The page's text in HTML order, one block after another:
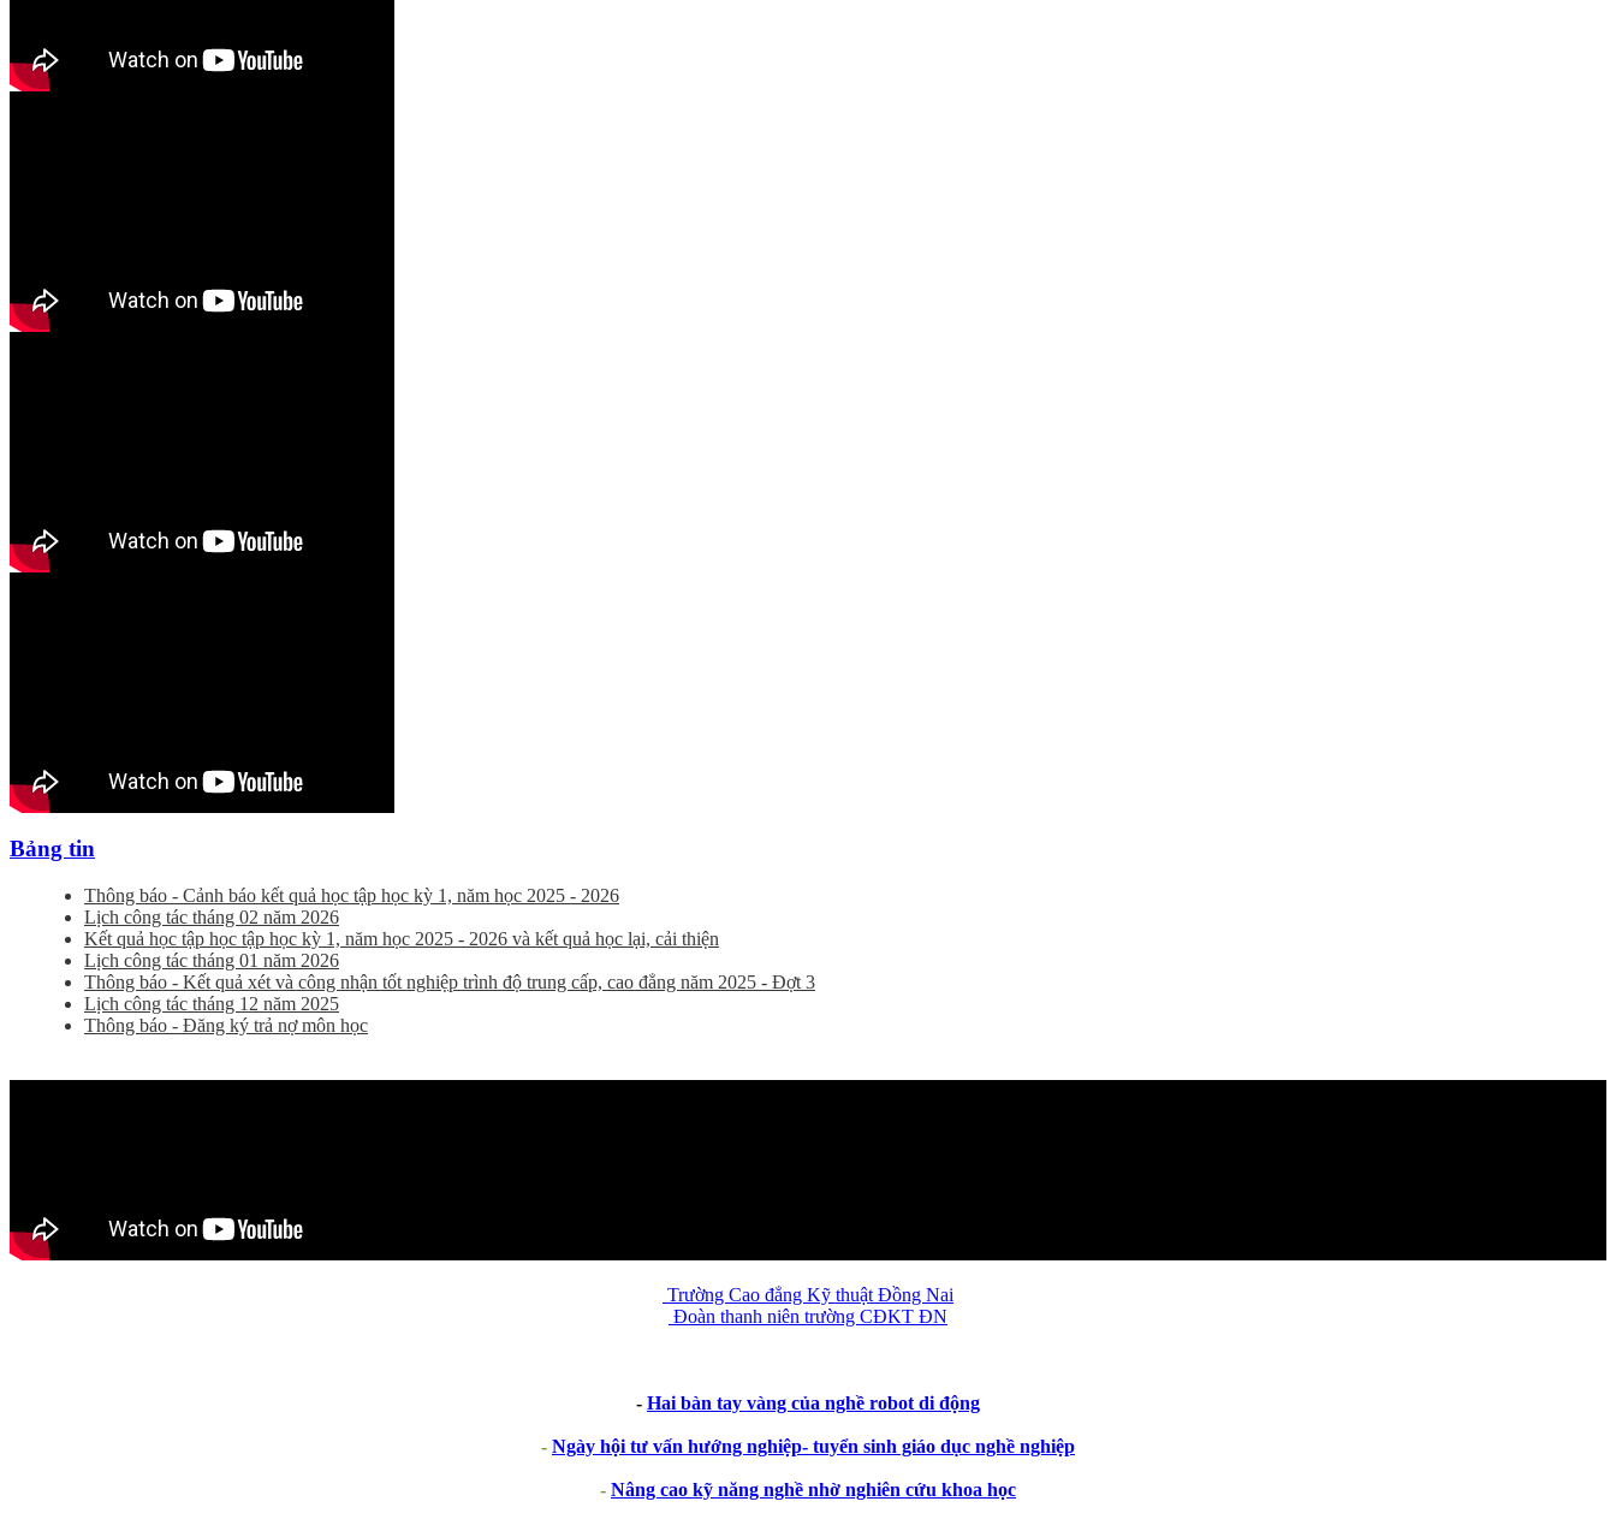
Bảng tin
Thông báo - Cảnh báo kết quả học tập học kỳ 1, năm học 2025 - 2026
Lịch công tác tháng 02 năm 2026
Kết quả học tập học tập học kỳ 1, năm học 2025 - 2026 và kết quả học lại, cải thiện
Lịch công tác tháng 01 năm 2026
Thông báo - Kết quả xét và công nhận tốt nghiệp trình độ trung cấp, cao đẳng năm 2025 - Đợt 3
Lịch công tác tháng 12 năm 2025
Thông báo - Đăng ký trả nợ môn học
Trường Cao đẳng Kỹ thuật Đồng Nai
Đoàn thanh niên trường CĐKT ĐN
- Hai bàn tay vàng của nghề robot di động
- Ngày hội tư vấn hướng nghiệp- tuyển sinh giáo dục nghề nghiệp
- Nâng cao kỹ năng nghề nhờ nghiên cứu khoa học